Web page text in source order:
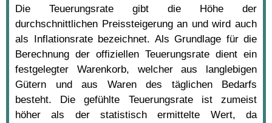
Die Teuerungsrate gibt die Höhe der
durchschnittlichen Preissteigerung an und wird auch
als Inflationsrate bezeichnet. Als Grundlage für die
Berechnung der offiziellen Teuerungsrate dient ein
festgelegter Warenkorb, welcher aus langlebigen
Gütern und aus Waren des täglichen Bedarfs
besteht. Die gefühlte Teuerungsrate ist zumeist
höher als der statistisch ermittelte Wert, da